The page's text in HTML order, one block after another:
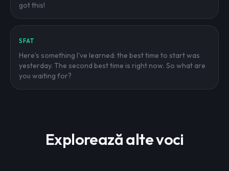
got this!
SFAT
Here's something I've learned: the best time to start was
yesterday. The second best time is right now. So what are
you waiting for?
Explorează alte voci